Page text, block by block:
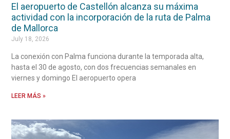
El aeropuerto de Castellón alcanza su máxima
actividad con la incorporación de la ruta de Palma
de Mallorca
July 18, 2026
La conexión con Palma funciona durante la temporada alta,
hasta el 30 de agosto, con dos frecuencias semanales en
viernes y domingo El aeropuerto opera
LEER MÁS »